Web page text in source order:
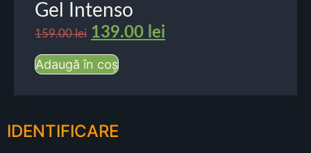
Gel Intenso
159.00lei 139.00 lei
Adaugă în coș
IDENTIFICARE